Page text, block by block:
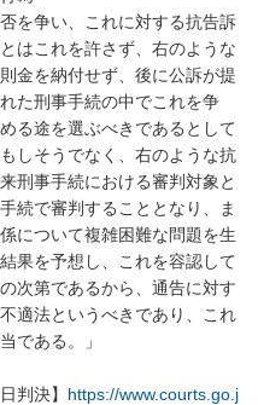
を争い、これに対する抗告訴
はこれを許さず、右のような
金を納付せず、後に公訴が提
た刑事手続の中でこれを争
る途を選ぶべきであるとして
しそうでなく、右のような抗
刑事手続における審判対象と
続で審判することとなり、ま
について複雑困難な問題を生
果を予想し、これを容認して
次第であるから、通告に対す
適法というべきであり、これ
である。」
判決】 https://www.courts.go.j